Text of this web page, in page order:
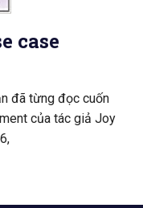
case
đã từng đọc cuốn
của tác giả Joy